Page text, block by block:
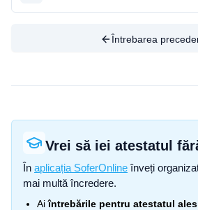
Întrebarea
Vrei să iei atestatul
În aplicația SoferOnline înveți
mai multă încredere.
Aiîntrebările pentru atestatul ales